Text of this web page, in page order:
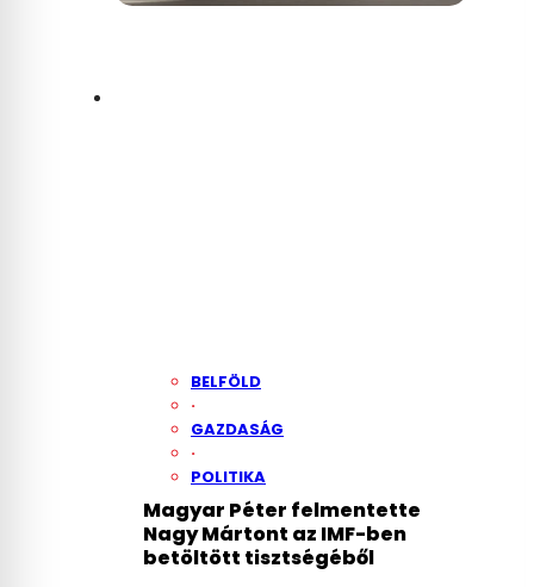
BELFÖLD
·
GAZDASÁG
·
POLITIKA
Magyar Péter felmentette
Nagy Mártont az IMF-ben
betöltött tisztségéből